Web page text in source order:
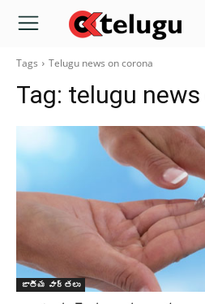
Tags Telugu news on corona
Tag: telugu
జాతీయ వార్తలు